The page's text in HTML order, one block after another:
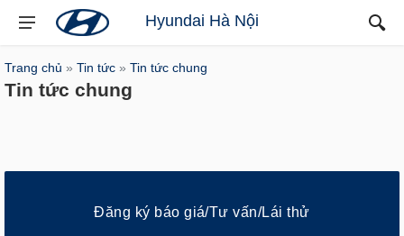
Hyundai Hà Nội
Trang chủ » Tin tức » Tin tức chung
Tin tức chung
Đăng ký báo giá/Tư vấn/Lái thử